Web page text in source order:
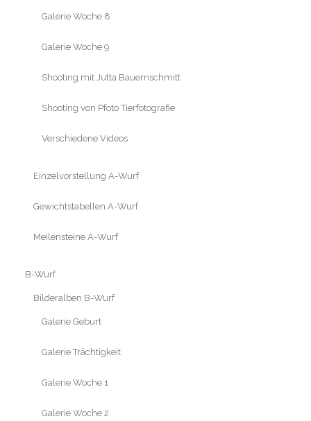
Galerie Woche 8
Galerie Woche 9
Shooting mit Jutta Bauernschmitt
Shooting von Pfoto Tierfotografie
Verschiedene Videos
Einzelvorstellung A-Wurf
Gewichtstabellen A-Wurf
Meilensteine A-Wurf
B-Wurf
Bilderalben B-Wurf
Galerie Geburt
Galerie Trächtigkeit
Galerie Woche 1
Galerie Woche 2